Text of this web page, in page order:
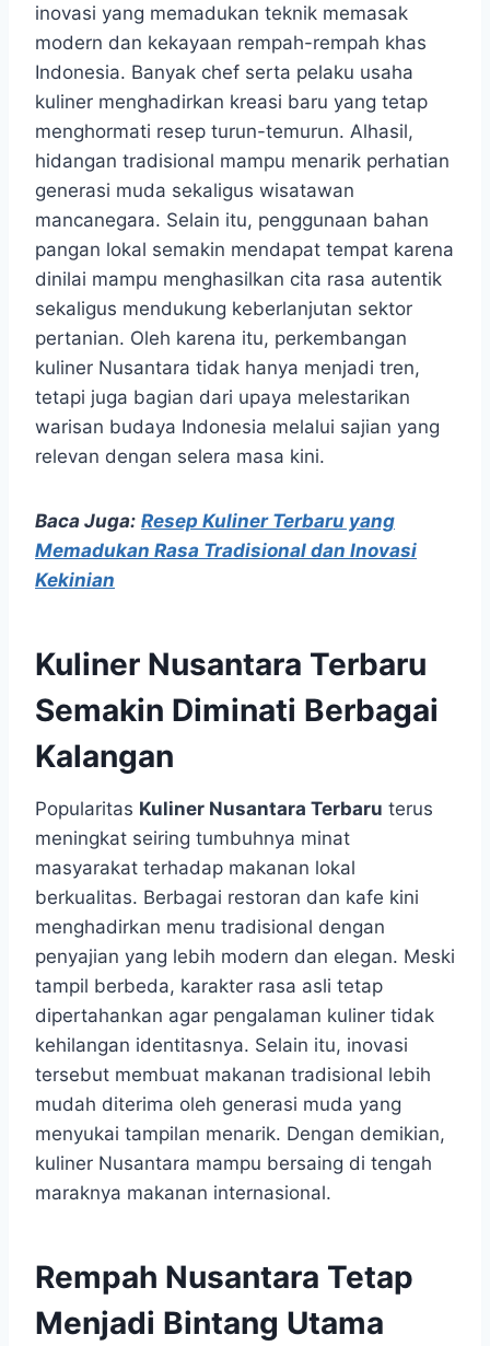
inovasi yang memadukan teknik memasak
modern dan kekayaan rempah-rempah khas
Indonesia. Banyak chef serta pelaku usaha
kuliner menghadirkan kreasi baru yang tetap
menghormati resep turun-temurun. Alhasil,
hidangan tradisional mampu menarik perhatian
generasi muda sekaligus wisatawan
mancanegara. Selain itu, penggunaan bahan
pangan lokal semakin mendapat tempat karena
dinilai mampu menghasilkan cita rasa autentik
sekaligus mendukung keberlanjutan sektor
pertanian. Oleh karena itu, perkembangan
kuliner Nusantara tidak hanya menjadi tren,
tetapi juga bagian dari upaya melestarikan
warisan budaya Indonesia melalui sajian yang
relevan dengan selera masa kini.
Baca Juga: Resep Kuliner Terbaru yang
Memadukan Rasa Tradisional dan Inovasi
Kekinian
Kuliner Nusantara Terbaru
Semakin Diminati Berbagai
Kalangan
Popularitas Kuliner Nusantara Terbaru terus
meningkat seiring tumbuhnya minat
masyarakat terhadap makanan lokal
berkualitas. Berbagai restoran dan kafe kini
menghadirkan menu tradisional dengan
penyajian yang lebih modern dan elegan. Meski
tampil berbeda, karakter rasa asli tetap
dipertahankan agar pengalaman kuliner tidak
kehilangan identitasnya. Selain itu, inovasi
tersebut membuat makanan tradisional lebih
mudah diterima oleh generasi muda yang
menyukai tampilan menarik. Dengan demikian,
kuliner Nusantara mampu bersaing di tengah
maraknya makanan internasional.
Rempah Nusantara Tetap
Menjadi Bintang Utama